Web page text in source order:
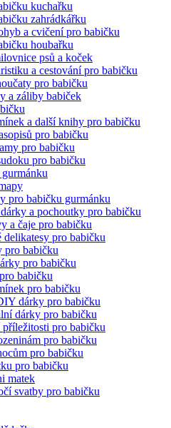
kuchařku
zahrádkářku
a cvičení pro babičku
houbařku
psů a koček
a cestování pro babičku
pro babičku
a záliby babiček
a další knihy pro babičku
pro babičku
pro babičku
pro babičku
pro babičku gurmánku
a pochoutky pro babičku
a čaje pro babičku
delikatesy pro babičku
pro babičku
pro babičku
babičku
pro babičku
dárky pro babičku
dárky pro babičku
pro babičku
pro babičku
pro babičku
pro babičku
matek
svatby pro babičku